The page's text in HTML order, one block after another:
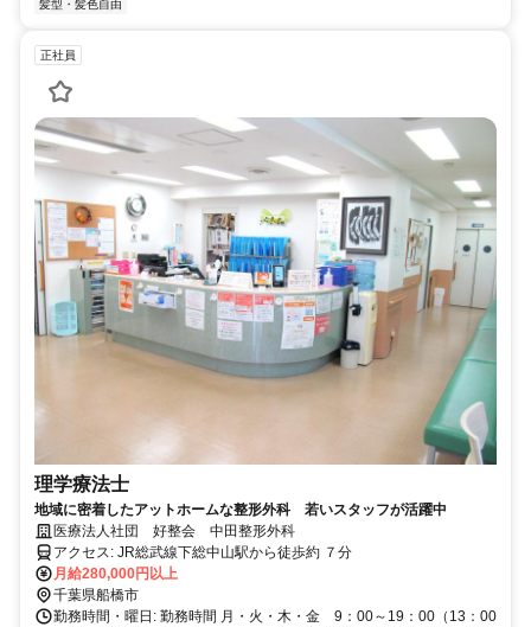
髪型・髪色自由
正社員
理学療法士
地域に密着したアットホームな整形外科 若いスタッフが活躍中
医療法人社団 好整会 中田整形外科
アクセス: JR総武線下総中山駅から徒歩約 ７分
月給280,000円以上
千葉県船橋市
勤務時間・曜日: 勤務時間 月・火・木・金 9：00～19：00（13：00